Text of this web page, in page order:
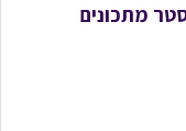
מתכונים